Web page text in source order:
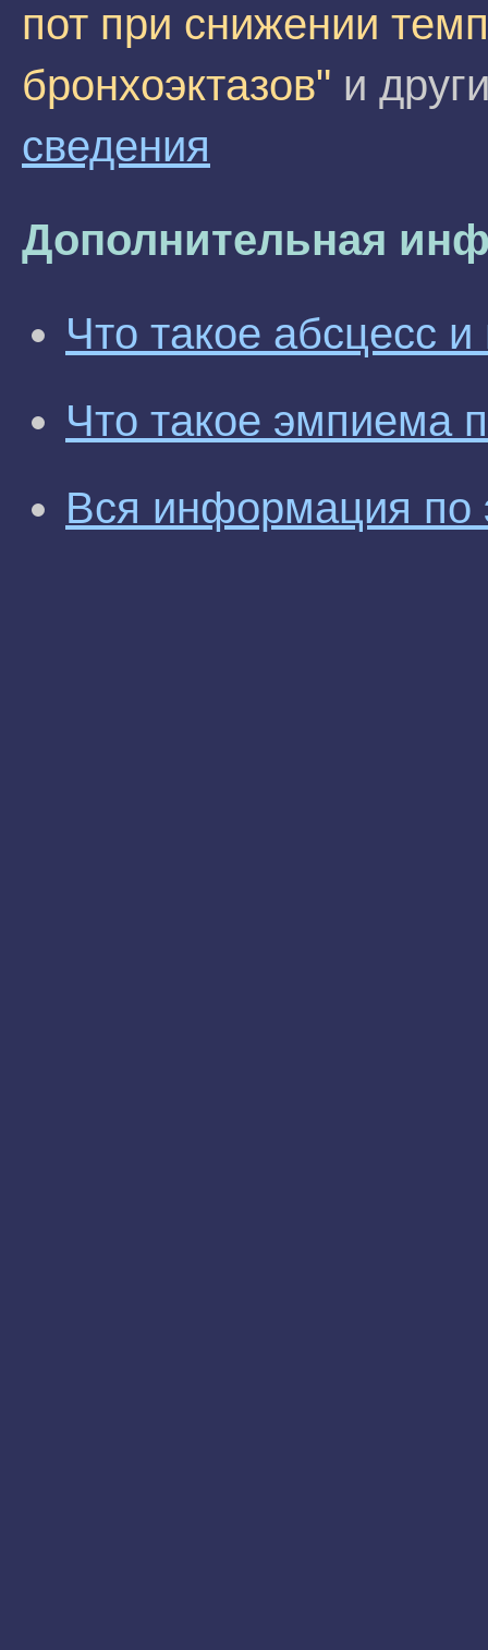
пот при снижении
бронхоэктазов" и
сведения
Дополнительная
Что такое абсцесс и
Что такое эмпиема
Вся информация по